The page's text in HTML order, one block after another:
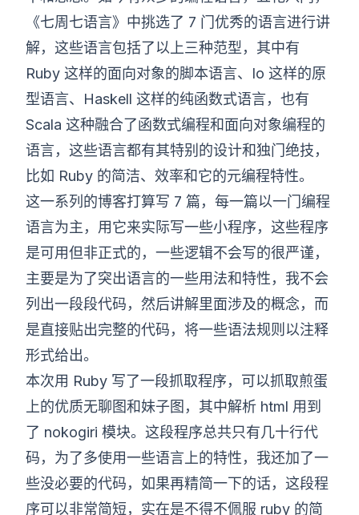
《七周七语言》中挑选了 7 门优秀的语言进行讲
解，这些语言包括了以上三种范型，其中有
Ruby 这样的面向对象的脚本语言、Io 这样的原
型语言、Haskell 这样的纯函数式语言，也有
Scala 这种融合了函数式编程和面向对象编程的
语言，这些语言都有其特别的设计和独门绝技，
比如 Ruby 的简洁、效率和它的元编程特性。
这一系列的博客打算写 7 篇，每一篇以一门编程
语言为主，用它来实际写一些小程序，这些程序
是可用但非正式的，一些逻辑不会写的很严谨，
主要是为了突出语言的一些用法和特性，我不会
列出一段段代码，然后讲解里面涉及的概念，而
是直接贴出完整的代码，将一些语法规则以注释
形式给出。
本次用 Ruby 写了一段抓取程序，可以抓取煎蛋
上的优质无聊图和妹子图，其中解析 html 用到
了 nokogiri 模块。这段程序总共只有几十行代
码，为了多使用一些语言上的特性，我还加了一
些没必要的代码，如果再精简一下的话，这段程
序可以非常简短，实在是不得不佩服 ruby 的简